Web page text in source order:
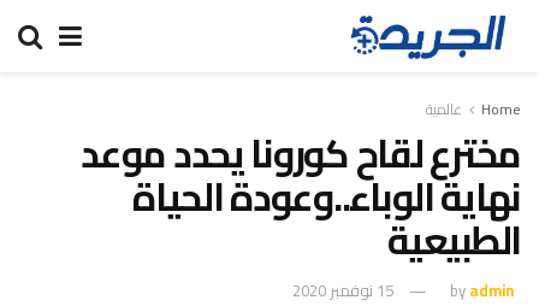
Home عالمية
مخترع لقاح كورونا يحدد موعد
نهاية الوباء..وعودة الحياة
الطبيعية
byadmin 15 نوفمبر 2020